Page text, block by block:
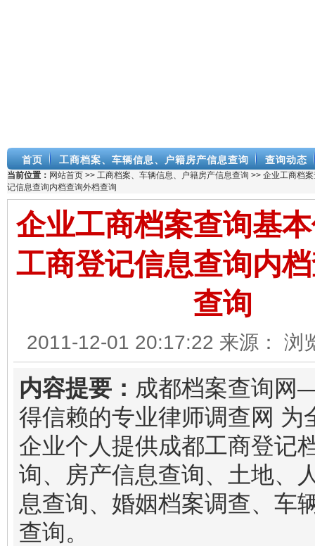
首页 工商档案、车辆信息、户籍房产信息查询 查询动态
当前位置： 网站首页 >> 工商档案、车辆信息、户籍房产信息查询 >> 企业工商档
记信息查询内档查询外档查询
企业工商档案查询基
工商登记信息查询内
查询
2011-12-01 20:17:22 来源： 浏
内容提要： 成都档案查询
得信赖的专业律师调查网 为
企业个人提供成都工商登记
询、房产信息查询、土地、
息查询、婚姻档案调查、车
查询。